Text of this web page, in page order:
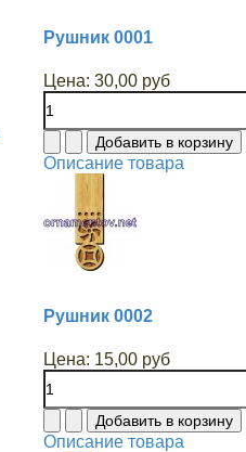
Рушник 0001
Цена: 30,00 руб
Описание товара
Рушник 0002
Цена: 15,00 руб
Описание товара